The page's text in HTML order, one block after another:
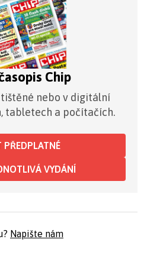
Chip
nebo v digitální
tabletech a počítačích.
PŘEDPLATNÉ
VYDÁNÍ
Napište nám